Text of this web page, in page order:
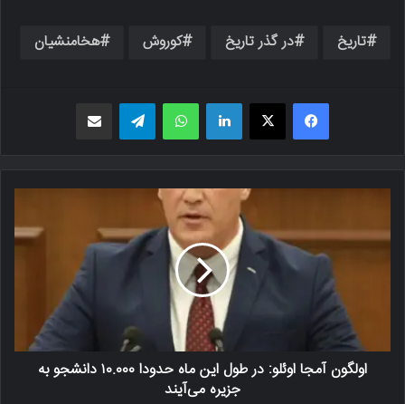
تاریخ در گذر تاریخ کوروش هخامنشیان
فیسبوک X لینکدین واتس اپ تلگرام
اولگون آمجا اوئلو: در طول این ماه حدودا ۱۰.۰۰۰ دانشجو به
جزیره می‌آیند